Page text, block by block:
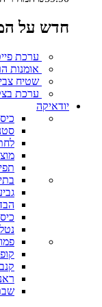
חדש על
ערכת
אומנות
שטיח
ערכת
יודאיקה